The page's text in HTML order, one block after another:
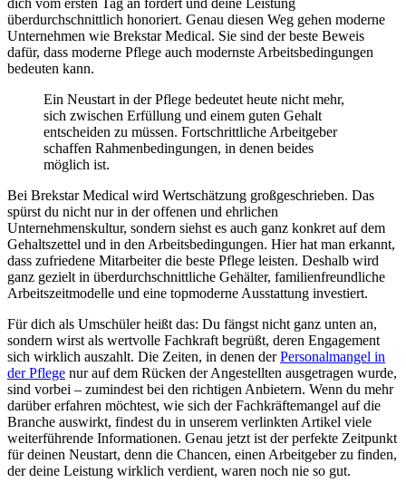
überdurchschnittlich honoriert. Genau diesen Weg gehen moderne
Unternehmen wie Brekstar Medical. Sie sind der beste Beweis
dafür, dass moderne Pflege auch modernste Arbeitsbedingungen
bedeuten kann.
Ein Neustart in der Pflege bedeutet heute nicht mehr,
sich zwischen Erfüllung und einem guten Gehalt
entscheiden zu müssen. Fortschrittliche Arbeitgeber
schaffen Rahmenbedingungen, in denen beides
möglich ist.
Bei Brekstar Medical wird Wertschätzung großgeschrieben. Das
spürst du nicht nur in der offenen und ehrlichen
Unternehmenskultur, sondern siehst es auch ganz konkret auf dem
Gehaltszettel und in den Arbeitsbedingungen. Hier hat man erkannt,
dass zufriedene Mitarbeiter die beste Pflege leisten. Deshalb wird
ganz gezielt in überdurchschnittliche Gehälter, familienfreundliche
Arbeitszeitmodelle und eine topmoderne Ausstattung investiert.
Für dich als Umschüler heißt das: Du fängst nicht ganz unten an,
sondern wirst als wertvolle Fachkraft begrüßt, deren Engagement
sich wirklich auszahlt. Die Zeiten, in denen derPersonalmangel in
der Pflege nur auf dem Rücken der Angestellten ausgetragen wurde,
sind vorbei – zumindest bei den richtigen Anbietern. Wenn du mehr
darüber erfahren möchtest, wie sich der Fachkräftemangel auf die
Branche auswirkt, findest du in unserem verlinkten Artikel viele
weiterführende Informationen. Genau jetzt ist der perfekte Zeitpunkt
für deinen Neustart, denn die Chancen, einen Arbeitgeber zu finden,
der deine Leistung wirklich verdient, waren noch nie so gut.